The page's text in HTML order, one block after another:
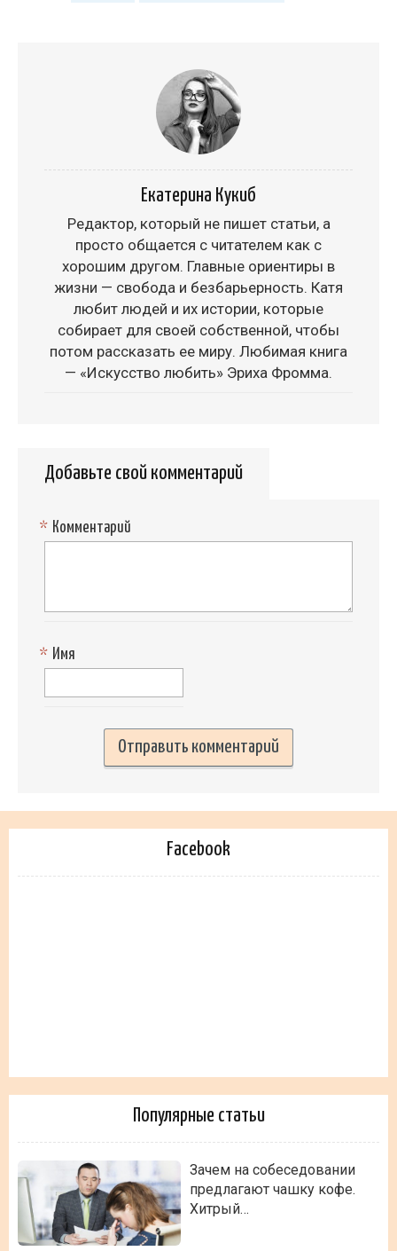
Екатерина Кукиб
Редактор, который не пишет статьи, а
просто общается с читателем как с
хорошим другом. Главные ориентиры в
жизни — свобода и безбарьерность. Катя
любит людей и их истории, которые
собирает для своей собственной, чтобы
потом рассказать ее миру. Любимая книга
— «Искусство любить» Эриха Фромма.
Добавьте свой комментарий
Комментарий
*
Имя
*
Facebook
Популярные статьи
Зачем на собеседовании
предлагают чашку кофе.
Хитрый…